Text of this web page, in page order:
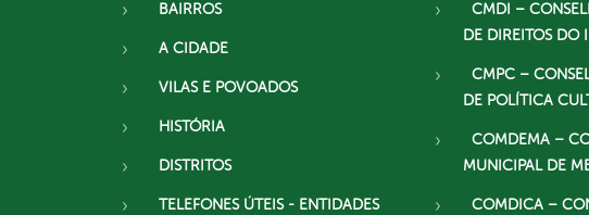
BAIRROS
A CIDADE
VILAS E POVOADOS
HISTÓRIA
DISTRITOS
TELEFONES ÚTEIS - ENTIDADES
CMDI –
DE DIREITOS DO
CMPC –
DE POLÍTICA
COMDEMA –
MUNICIPAL DE
COMDICA –